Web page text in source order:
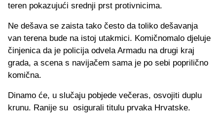
teren pokazujući srednji prst protivnicima.
Ne dešava se zaista tako često da toliko dešavanja
van terena bude na istoj utakmici. Komičnomalo djeluje
činjenica da je policija odvela Armadu na drugi kraj
grada, a scena s navijačem sama je po sebi poprilično
komična.
Dinamo će, u slučaju pobjede večeras, osvojiti duplu
krunu. Ranije su osigurali titulu prvaka Hrvatske.